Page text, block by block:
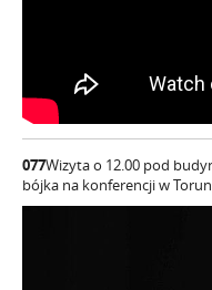
077Wizyta o 12.00 pod
bójka na konferencji w